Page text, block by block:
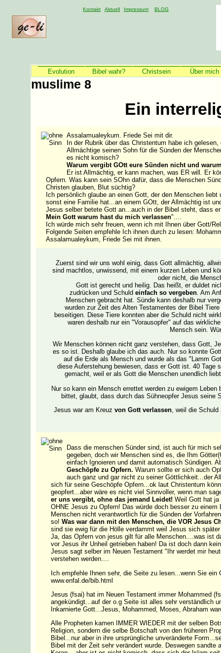
Kontakt Aktuell Impressum BLOG
Bauen
Evolution Bibel wahr? Christsein Über mich
muslime 8
Ein
Assalamualeykum. Friede Sei mit dir.
In der Rubrik über das Christentum habe ich
Allmächtige seinen Sohn für die Sünden der
es nicht komisch?
Warum vergibt GOtt eure Sünden nicht und
Er ist Allmächtig, er kann machen, was ER will. Er
Opfern. Was kann sein SOhn dafür, dass die Menschen
Christen glauben, Blut süchtig?
Ich persönlich glaube an einen Gott, der den Menschen
sonst eine Familie hat...an einem GOtt, der Allmächtig ist
Jesus selber betete Gott an...auch in der Bibel steht, dass
Mein Gott warum hast du mich verlassen"....
Ich würde mich sehr freuen, wenn ich mit Ihnen über Gott/
Folgende Seiten empfehle Ich ihnen durch zu lesen:
Assalamualeykum, Friede Sei mit ihnen.
Zuerst sind wir uns wohl einig, dass Gott allmächtig,
sind machtlos, unwissend, mit einem kurzen Leben und
oder nicht, die
Gott ist gerecht und heilig. Das heißt, er duldet
zudrücken und Schuld einfach so vergeben. Am
Menschen gebracht hat. Sünde kann deshalb nur
wurden zur Zeit des Alten Testamentes der Bibel
beseitigen. Diese Tiere konnten aber die Schuld nicht
waren deshalb nur ein "Vorausopfer" auf das
Mensch sein.
Wir Menschen können nicht ganz verstehen, dass Gott,
es so ist. Deshalb glaube ich das auch. Nur so konnte
auf die Erde als Mensch und wurde als das "Lamm
diese Auferstehung bewiesen, dass er Gott ist. 40 Tage
gemacht, weil er als Gott die Menschen unendlich
Nur so kann ein Mensch errettet werden zu ewigem
bittet, glaubt, dass durch das Sühneopfer Jesus seine
Jesus war am Kreuz von Gott verlassen, weil die Schuld
Dass die menschen Sünder sind, ist auch für mich
gegeben, doch wir Menschen sind es, die Ihm
einfach Ignoieren und damit automatisch Sündigen.
Geschöpfe zu Opfern. Warum sollte er sich auch
auch ganz und gar nicht zu seiner Göttlichkeit...der
sich für seine Geschöpfe Opfern...ok laut Christentum
geopfert...aber wäre es nicht viel Sinnvoller, wenn man
er uns vergibt, ohne das jemand Leidet! Weil Gott hat ja
OHNE Jesus zu Opfern! Das würde doch besser zu
Menschen nicht verantwortlich für die Sünden der
so! Was war dann mit den Menschen, die VOR Jesus
sind sie ewig für die Hölle verdammt weil Jesus sich
Ja, das Opfern von jesus gilt für alle Menschen....was ist
vor Jesus ihr Unheil getrieben haben! Da ist doch dann
Jesus sagt selber im Neuen Testament "Ihr werdet mir
verstehen werden....
Ich empfehle Ihnen sehr, die Seite zu lesen...wenn Sie
www.enfal.de/bib.html
Jesus (fsai) hat im Neuen Testament immer Mohammed
angekündigt...auf der o.g Seite ist alles sehr verständlich
Inkarnierte Gott...Jesus, Mohammed, Moses, Abraham
Alle Propheten kamen IMMER WIEDER mit der selben
Religion, sondern die selbe Botschaft von den früheren
Bibel...nur aber in ihre ursprüngliche unveränderte
Bibel mit der Zeit sehr verändert wurde. Deswegen